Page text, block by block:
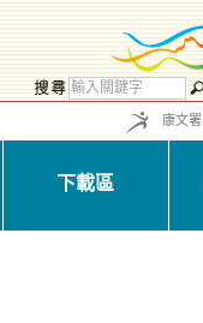
康文署
下載區